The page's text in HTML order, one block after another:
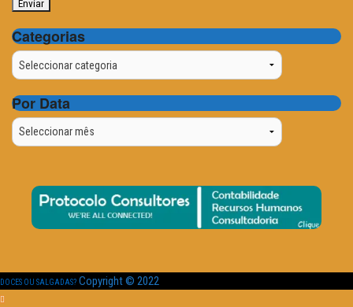
Categorias
Categorias
Por Data
Por
Data
DOCES OU SALGADAS? Copyright © 2022